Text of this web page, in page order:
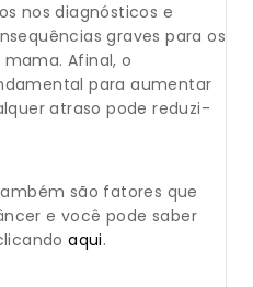
nos diagnósticos e
graves para os
Afinal, o
para aumentar
atraso pode reduzi-
são fatores que
e você pode saber
aqui.